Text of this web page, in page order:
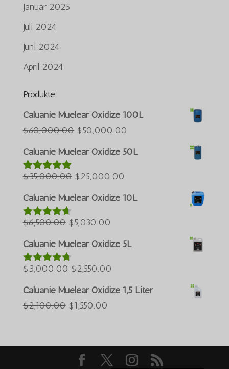
Januar 2025
Juli 2024
Juni 2024
April 2024
Produkte
Caluanie Muelear Oxidize 100L
$60,000.00 Der
ursprüngliche
war:
$60,000.00.
$50,000.00
Caluanie Muelear Oxidize 50L
Bewertet
von 5
$35,000.00 Der
ursprüngliche
war:
$35,000.00.
$25,000.00
Caluanie Muelear Oxidize 10L
Bewertet
von 5
$6,500.00 Der
ursprüngliche
Preis
war:
$6,500.00.
$5,030.00
aktuelle
beträgt:
$5,030.00.
Caluanie Muelear Oxidize 5L
Bewertet
von 5
$3,000.00 Der
ursprüngliche
$2,550.00
Caluanie Muelear Oxidize 1,5 Liter
$2,100.00 Der
$2,100.00.
$1,550.00
beträgt:
$1,550.00.
English
简体中文
한국어
Bahasa Melayu
Português do Brasil